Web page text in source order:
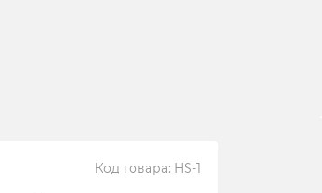
Код товара: HS-1